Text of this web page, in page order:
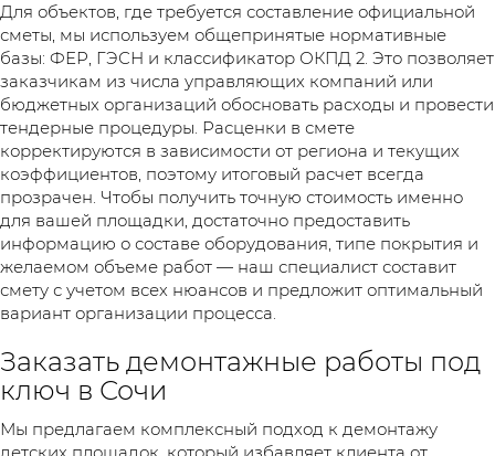
Для объектов, где требуется составление официальной
сметы, мы используем общепринятые нормативные
базы: ФЕР, ГЭСН и классификатор ОКПД 2. Это позволяет
заказчикам из числа управляющих компаний или
бюджетных организаций обосновать расходы и провести
тендерные процедуры. Расценки в смете
корректируются в зависимости от региона и текущих
коэффициентов, поэтому итоговый расчет всегда
прозрачен. Чтобы получить точную стоимость именно
для вашей площадки, достаточно предоставить
информацию о составе оборудования, типе покрытия и
желаемом объеме работ — наш специалист составит
смету с учетом всех нюансов и предложит оптимальный
вариант организации процесса.
Заказать демонтажные работы под
ключ в Сочи
Мы предлагаем комплексный подход к демонтажу
детских площадок, который избавляет клиента от